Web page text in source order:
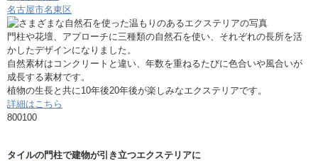
名古屋市名東区
門柱や花壇、アプローチに三種類の自然石を使い、それぞれの長所を活
かしたデザインになりました。
自然素材はコンクリートと違い、年数を重ねるたびに色合いや風合いが
成長する素材です。
植物の生長と共に10年後20年後が楽しみなエクステリアです。
詳細はこちら
800100
タイルの門柱で建物が引き立つエクステリアに